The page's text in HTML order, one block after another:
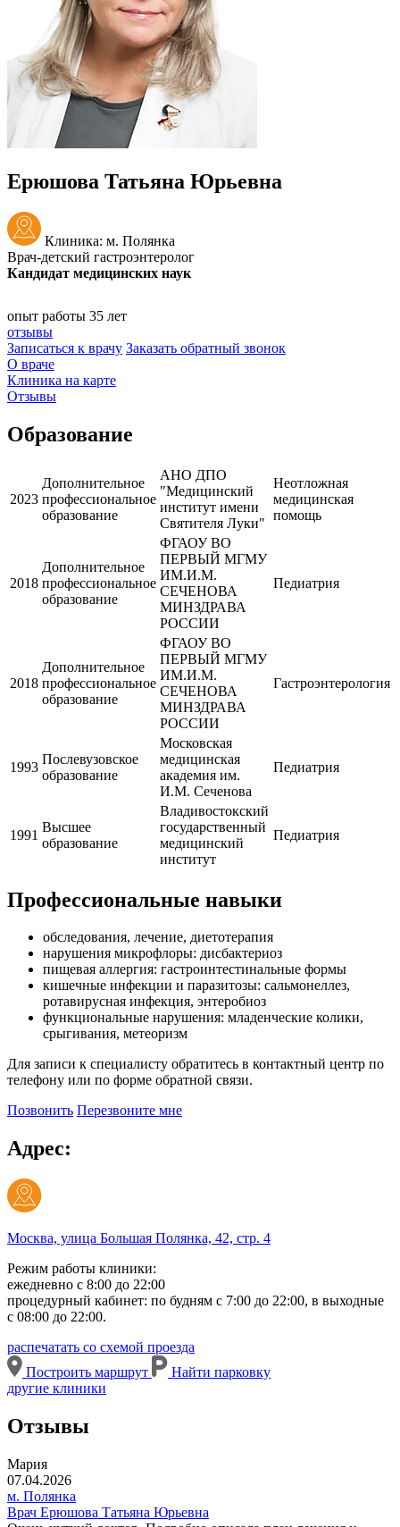
Ерюшова Татьяна Юрьевна
Клиника: м. Полянка
Врач-детский гастроэнтеролог
Кандидат медицинских наук
опыт работы 35 лет
отзывы
Записаться к врачу Заказать обратный звонок
О враче
Клиника на карте
Отзывы
Образование
2023
Дополнительное
профессиональное
образование
АНО ДПО
"Медицинский
институт имени
Святителя Луки"
Неотложная
медицинская
помощь
2018
Дополнительное
профессиональное
образование
ФГАОУ ВО
ПЕРВЫЙ МГМУ
ИМ.И.М.
СЕЧЕНОВА
МИНЗДРАВА
РОССИИ
Педиатрия
2018
Дополнительное
профессиональное
образование
ФГАОУ ВО
ПЕРВЫЙ МГМУ
ИМ.И.М.
СЕЧЕНОВА
МИНЗДРАВА
РОССИИ
Гастроэнтерология
1993
Послевузовское
образование
Московская
медицинская
академия им.
И.М. Сеченова
Педиатрия
1991
Высшее
образование
Владивостокский
государственный
медицинский
институт
Педиатрия
Профессиональные навыки
обследования, лечение, диетотерапия
нарушения микрофлоры: дисбактериоз
пищевая аллергия: гастроинтестинальные формы
кишечные инфекции и паразитозы: сальмонеллез,
ротавирусная инфекция, энтеробиоз
функциональные нарушения: младенческие колики,
срыгивания, метеоризм
Для записи к специалисту обратитесь в контактный центр по
телефону или по форме обратной связи.
Позвонить Перезвоните мне
Адрес:
Москва, улица Большая Полянка, 42, стр. 4
Режим работы клиники:
ежедневно с 8:00 до 22:00
процедурный кабинет: по будням с 7:00 до 22:00, в выходные
с 08:00 до 22:00.
распечатать со схемой проезда
Построить маршрут
Найти парковку
другие клиники
Отзывы
Мария
07.04.2026
м. Полянка
Врач Ерюшова Татьяна Юрьевна